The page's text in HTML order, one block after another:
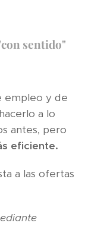
sentido"
empleo y de
a lo
antes, pero
eficiente.
a las ofertas